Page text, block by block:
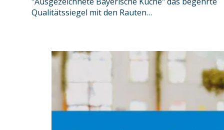
Qualitätssiegel mit den Rauten…